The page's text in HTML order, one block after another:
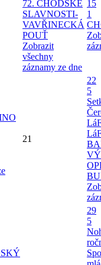
72. CHODSKÉ
SLAVNOSTI-
VAVŘINECKÁ
POUŤ
Zobrazit
všechny
záznamy ze dne
15
1
21
22
5
29
5